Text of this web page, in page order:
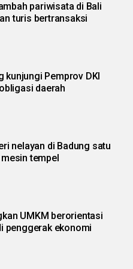
pariwisata di Bali
turis bertransaksi
kunjungi Pemprov DKI
daerah
nelayan di Badung satu
tempel
UMKM berorientasi
penggerak ekonomi